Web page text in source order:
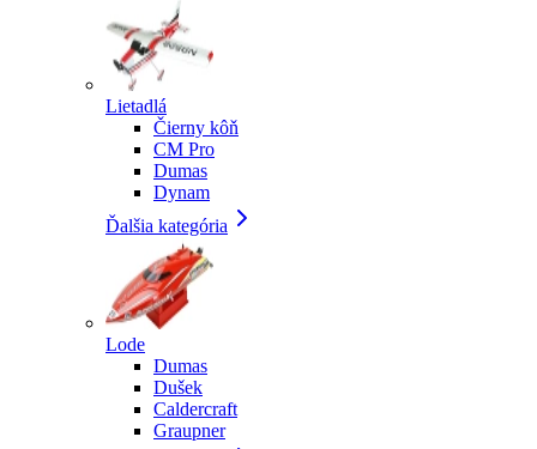
Lietadlá
Čierny kôň
CM Pro
Dumas
Dynam
Ďalšia kategória
Lode
Dumas
Dušek
Caldercraft
Graupner